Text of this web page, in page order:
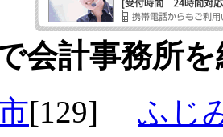
会計事務所
[129] ふじ